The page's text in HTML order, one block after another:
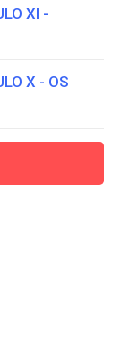
XI -
X - OS